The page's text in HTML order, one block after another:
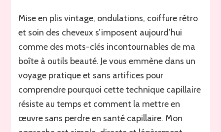
la
technique
idéale
pour
des
ondulations
Mise en plis vintage, ondulations, coiffure rétro
et soin des cheveux s’imposent aujourd’hui
comme des mots-clés incontournables de ma
boîte à outils beauté. Je vous emmène dans un
voyage pratique et sans artifices pour
comprendre pourquoi cette technique capillaire
résiste au temps et comment la mettre en
œuvre sans perdre en santé capillaire. Mon